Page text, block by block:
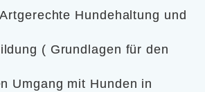
Hundehaltung und
( Grundlagen für den
Umgang mit Hunden in